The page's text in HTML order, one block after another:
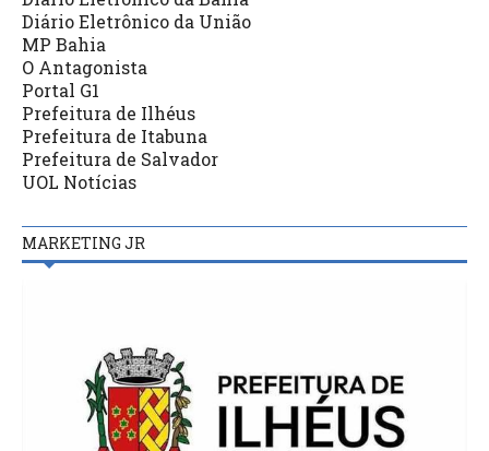
Diário Eletrônico da União
MP Bahia
O Antagonista
Portal G1
Prefeitura de Ilhéus
Prefeitura de Itabuna
Prefeitura de Salvador
UOL Notícias
MARKETING JR